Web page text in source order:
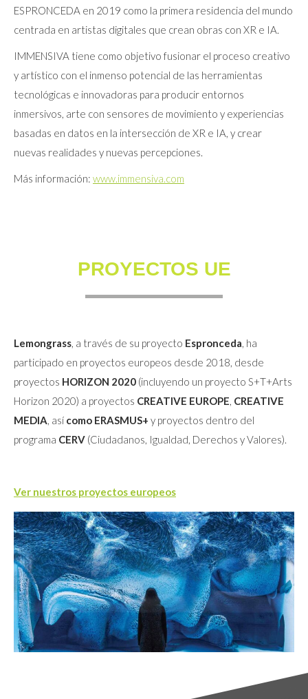
ESPRONCEDA en 2019 como la primera residencia del mundo
centrada en artistas digitales que crean obras con XR e IA.
IMMENSIVA tiene como objetivo fusionar el proceso creativo
y artístico con el inmenso potencial de las herramientas
tecnológicas e innovadoras para producir entornos
inmersivos, arte con sensores de movimiento y experiencias
basadas en datos en la intersección de XR e IA, y crear
nuevas realidades y nuevas percepciones.
Más información: www.immensiva.com
PROYECTOS UE
Lemongrass, a través de su proyecto Espronceda, ha
participado en proyectos europeos desde 2018, desde
proyectos HORIZON 2020 (incluyendo un proyecto S+T+Arts
Horizon 2020) a proyectos CREATIVE EUROPE, CREATIVE
MEDIA, así como ERASMUS+ y proyectos dentro del
programa CERV (Ciudadanos, Igualdad, Derechos y Valores).
Ver nuestros proyectos europeos